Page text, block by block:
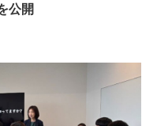
公開